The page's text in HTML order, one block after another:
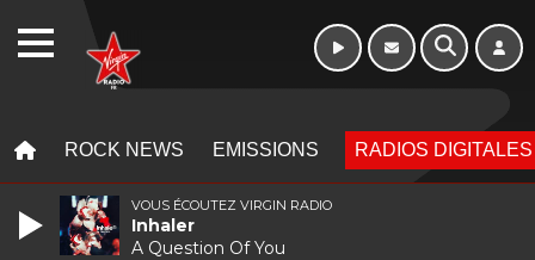
ROCK NEWS EMISSIONS RADIOS DIGITALES
VOUS ÉCOUTEZ VIRGIN RADIO
Inhaler
A Question Of You
WEBRADIO Morning - 6h à 10h